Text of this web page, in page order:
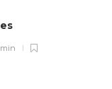
min